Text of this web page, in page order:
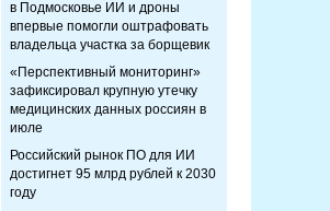
в Подмосковье ИИ и дроны
впервые помогли оштрафовать
владельца участка за борщевик
«Перспективный мониторинг»
зафиксировал крупную утечку
медицинских данных россиян в
июле
Российский рынок ПО для ИИ
достигнет 95 млрд рублей к 2030
году